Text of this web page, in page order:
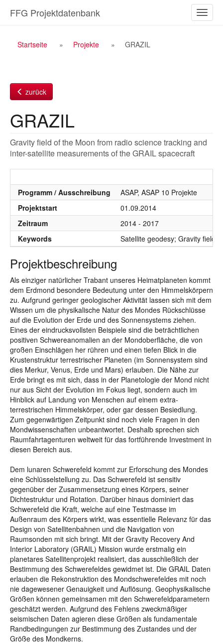
Inhalt
ein-/
FFG Projektdatenbank
Breadcrumb
Startseite Projekte GRAZIL
zurück
GRAZIL
Gravity field of the Moon from radio science tracking and
inter-satellite measurements of the GRAIL spacecraft
Programm / Ausschreibung ASAP, ASAP 10 Projekte
Projektstart
01.09.2014
Zeitraum
2014 - 2017
Keywords
Satellite geodesy; Gravity field;
Projektbeschreibung
Als einziger natürlicher Trabant unseres Heimatplaneten kommt
dem Erdmond besondere Bedeutung unter den Himmelskörpern
zu. Aufgrund geringer geologischer Aktivität lassen sich mit dem
Wissen um die physikalische Natur des Mondes Rückschlüsse
auf die Evolution der Erde und des Sonnensystems ziehen.
Eines der eindrucksvollsten Beispiele sind die beträchtlichen
positiven Schwereanomalien an der Mondoberfläche, die von
großen Einschlägen her rühren und einen tiefen Blick in die
Krustenstruktur terrestrischer Planeten (im Sonnensystem sind
dies Merkur, Venus, Erde und Mars) erlauben. Die Nähe zur
Erde bringt es mit sich, dass in der Planetologie der Mond nicht
nur aus Sicht der Evolution im Fokus liegt, sondern auch im
Hinblick auf Landung von Menschen auf einem extra-
terrestrischen Himmelskörper, oder gar dessen Besiedlung.
Zum gegenwärtigen Zeitpunkt sind noch viele Fragen in den
Mondwissenschaften unbeantwortet. Deshalb sprechen sich
Raumfahrtagenturen weltweit für das fortführende Investment in
diesen Bereich aus.
Dem lunaren Schwerefeld kommt zur Erforschung des Mondes
eine Schlüsselstellung zu. Das Schwerefeld ist sensitiv
gegenüber der Zusammensetzung eines Körpers, seiner
Dichtestruktur und Rotation. Darüber hinaus dominiert das
Schwerefeld die Kraft, welche auf eine Testmasse im
Außenraum des Körpers wirkt, was essentielle Relevanz für das
Design von Satellitenbahnen und die Navigation von
Raumsonden mit sich bringt. Mit der Gravity Recovery And
Interior Laboratory (GRAIL) Mission wurde erstmalig ein
planetares Satellitenprojekt realisiert, das ausschließlich der
Bestimmung des Schwerefeldes gewidmet ist. Die GRAIL Daten
erlauben die Rekonstruktion des Mondschwerefeldes mit noch
nie dagewesener Genauigkeit und Auflösung. Geophysikalische
Größen können gemeinsamen mit den Schwerefeldparametern
geschätzt werden. Aufgrund des Fehlens zweckmäßiger
seismischen Daten agieren diese Größen als fundamentale
Randbedingungen zur Bestimmung des Zustandes und der
Größe des Mondkerns.